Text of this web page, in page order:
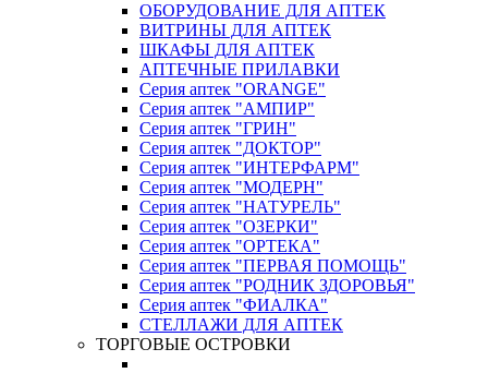
ОБОРУДОВАНИЕ ДЛЯ АПТЕК
ВИТРИНЫ ДЛЯ АПТЕК
ШКАФЫ ДЛЯ АПТЕК
АПТЕЧНЫЕ ПРИЛАВКИ
Серия аптек "ORANGE"
Серия аптек "АМПИР"
Серия аптек "ГРИН"
Серия аптек "ДОКТОР"
Серия аптек "ИНТЕРФАРМ"
Серия аптек "МОДЕРН"
Серия аптек "НАТУРЕЛЬ"
Серия аптек "ОЗЕРКИ"
Серия аптек "ОРТЕКА"
Серия аптек "ПЕРВАЯ ПОМОЩЬ"
Серия аптек "РОДНИК ЗДОРОВЬЯ"
Серия аптек "ФИАЛКА"
СТЕЛЛАЖИ ДЛЯ АПТЕК
ТОРГОВЫЕ ОСТРОВКИ